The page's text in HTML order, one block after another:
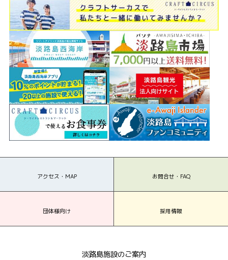
アクセス・MAP お問合せ・FAQ
団体様向け 採用情報
淡路島施設のご案内